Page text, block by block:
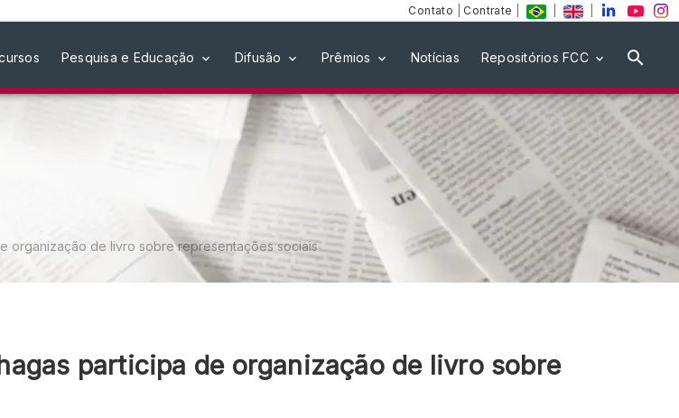
Contato Contrate
Pesquisa e Educação Difusão Prêmios Notícias Repositórios FCC
organização de livro sobre representações sociais
participa de organização de livro sobre